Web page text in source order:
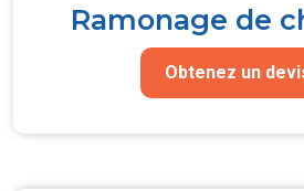
Ramonage de
Obtenez un